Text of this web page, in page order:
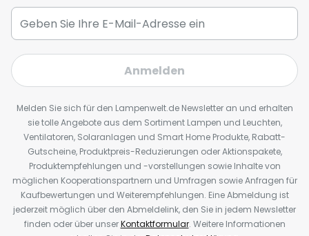
Anmelden
Melden Sie sich für den Lampenwelt.de Newsletter an und erhalten
sie tolle Angebote aus dem Sortiment Lampen und Leuchten,
Ventilatoren, Solaranlagen und Smart Home Produkte, Rabatt-
Gutscheine, Produktpreis-Reduzierungen oder Aktionspakete,
Produktempfehlungen und -vorstellungen sowie Inhalte von
möglichen Kooperationspartnern und Umfragen sowie Anfragen für
Kaufbewertungen und Weiterempfehlungen. Eine Abmeldung ist
jederzeit möglich über den Abmeldelink, den Sie in jedem Newsletter
finden oder über unserKontaktformular. Weitere Informationen